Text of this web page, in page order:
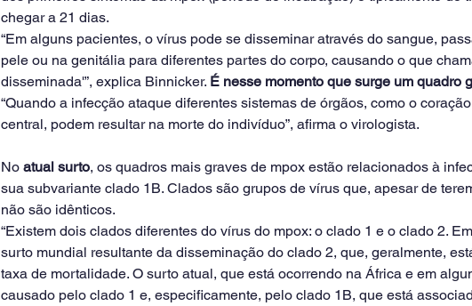
chegar a 21 dias.
“Em alguns pacientes, o vírus pode se disseminar através do sangue,
pele ou na genitália para diferentes partes do corpo, causando o que
disseminada'”, explica Binnicker. É nesse momento que surge um quadro
“Quando a infecção ataque diferentes sistemas de órgãos, como o
central, podem resultar na morte do indivíduo”, afirma o virologista.
No atual surto, os quadros mais graves de mpox estão relacionados à
sua subvariante clado 1B. Clados são grupos de vírus que, apesar de
não são idênticos.
“Existem dois clados diferentes do vírus do mpox: o clado 1 e o clado 2.
surto mundial resultante da disseminação do clado 2, que, geralmente,
taxa de mortalidade. O surto atual, que está ocorrendo na África e em
causado pelo clado 1 e, especificamente, pelo clado 1B, que está